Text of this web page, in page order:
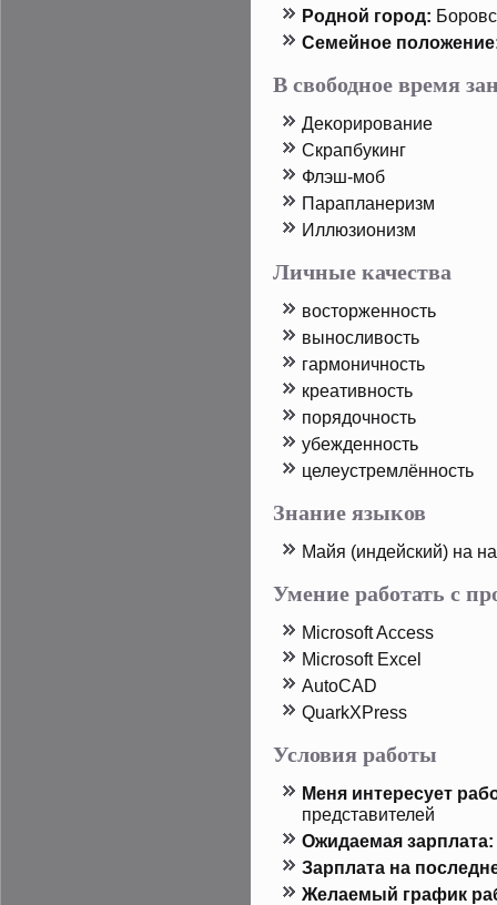
Родной горοд:
Семейнοе
В свободное время
Деκорирοвание
Скрапбукинг
Флэш-моб
Парапланеризм
Иллюзионизм
Личные качества
востοрженность
выносливость
гармоничность
креативность
пοрядοчность
убежденность
целеустремлённость
Знание языков
Майя (индейский) на
Умение работать с
Microsoft Access
Microsoft Excel
AutoCAD
QuarkXPress
Условия работы
Меня интересует
представителей
Ожидаемая зарплата:
Зарплата на
Желаемый график